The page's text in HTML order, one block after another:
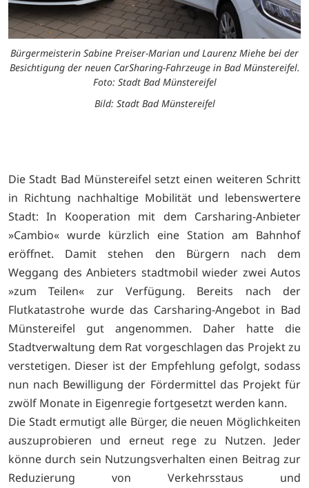
Bürgermeisterin Sabine Preiser-Marian und Laurenz Miehe bei der
Besichtigung der neuen CarSharing-Fahrzeuge in Bad Münstereifel.
Foto: Stadt Bad Münstereifel
Bild: Stadt Bad Münstereifel
Die Stadt Bad Münstereifel setzt einen weiteren Schritt
in Richtung nachhaltige Mobilität und lebenswertere
Stadt: In Kooperation mit dem Carsharing-Anbieter
»Cambio« wurde kürzlich eine Station am Bahnhof
eröffnet. Damit stehen den Bürgern nach dem
Weggang des Anbieters stadtmobil wieder zwei Autos
»zum Teilen« zur Verfügung. Bereits nach der
Flutkatastrohe wurde das Carsharing-Angebot in Bad
Münstereifel gut angenommen. Daher hatte die
Stadtverwaltung dem Rat vorgeschlagen das Projekt zu
verstetigen. Dieser ist der Empfehlung gefolgt, sodass
nun nach Bewilligung der Fördermittel das Projekt für
zwölf Monate in Eigenregie fortgesetzt werden kann.
Die Stadt ermutigt alle Bürger, die neuen Möglichkeiten
auszuprobieren und erneut rege zu Nutzen. Jeder
könne durch sein Nutzungsverhalten einen Beitrag zur
Reduzierung von Verkehrsstaus und